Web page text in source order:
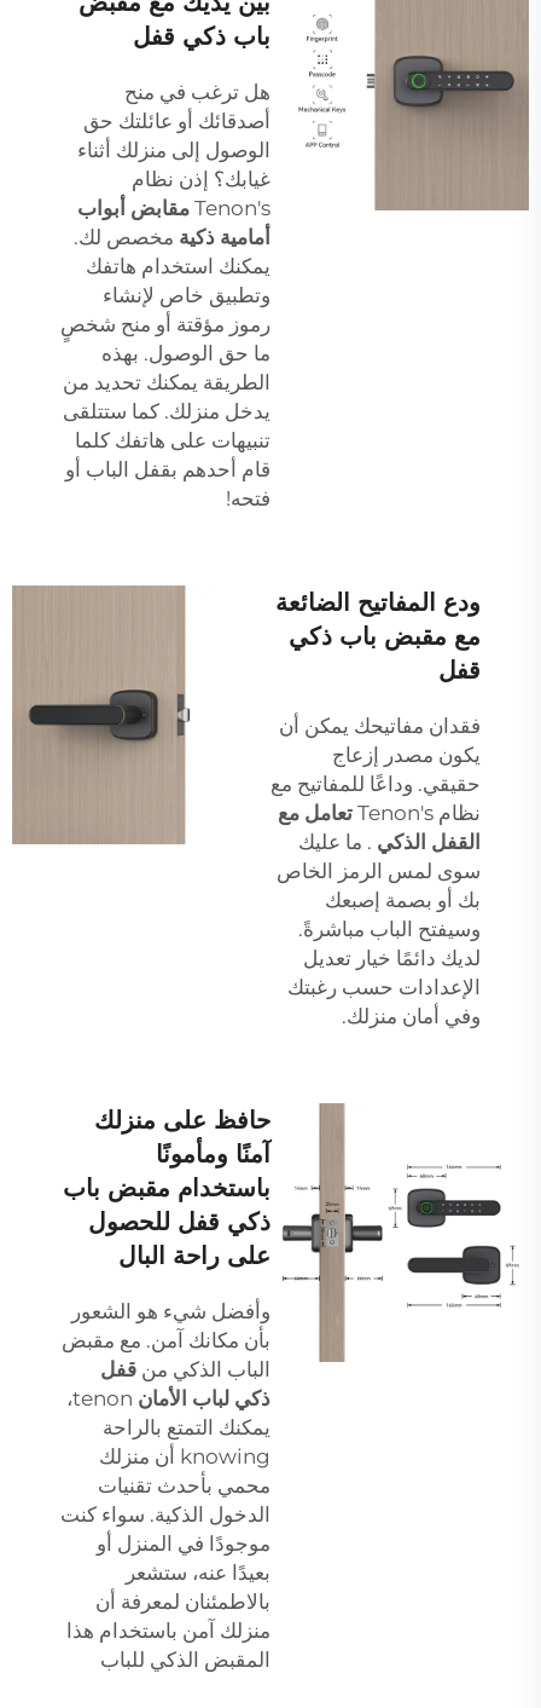
باب ذكي قفل
هل ترغب في منح
أصدقائك أو عائلتك حق
الوصول إلى منزلك أثناء
غيابك؟ إذن نظام
Tenon's مقابض أبواب
أمامية ذكية مخصص لك.
يمكنك استخدام هاتفك
وتطبيق خاص لإنشاء
رموز مؤقتة أو منح شخصٍ
ما حق الوصول. بهذه
الطريقة يمكنك تحديد من
يدخل منزلك. كما ستتلقى
تنبيهات على هاتفك كلما
قام أحدهم بقفل الباب أو
فتحه!
ودع المفاتيح الضائعة
مع مقبض باب ذكي
قفل
فقدان مفاتيحك يمكن أن
يكون مصدر إزعاج
حقيقي. وداعًا للمفاتيح مع
نظام Tenon's
تعامل مع
القفل الذكي . ما عليك
سوى لمس الرمز الخاص
بك أو بصمة إصبعك
وسيفتح الباب مباشرةً.
لديك دائمًا خيار تعديل
الإعدادات حسب رغبتك
وفي أمان منزلك.
حافظ على منزلك
آمنًا ومأمونًا
باستخدام مقبض باب
ذكي قفل للحصول
على راحة البال
وأفضل شيء هو الشعور
بأن مكانك آمن. مع مقبض
الباب الذكي من قفل
ذكي لباب الأمان
tenon،
يمكنك التمتع بالراحة
knowing أن منزلك
محمي بأحدث تقنيات
الدخول الذكية. سواء كنت
موجودًا في المنزل أو
بعيدًا عنه، ستشعر
بالاطمئنان لمعرفة أن
منزلك آمن باستخدام هذا
المقبض الذكي للباب